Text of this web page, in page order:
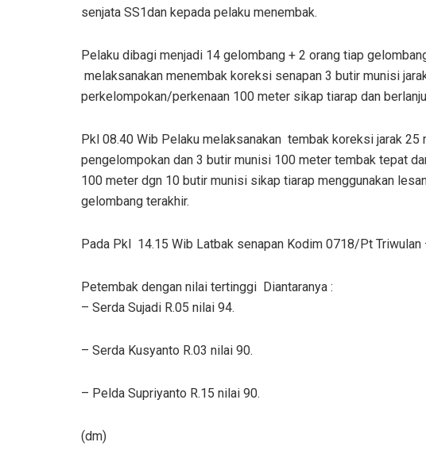
senjata SS1dan kepada pelaku menembak.
Pelaku dibagi menjadi 14 gelombang + 2 orang tiap
melaksanakan menembak koreksi senapan 3 butir munisi
perkelompokan/perkenaan 100 meter sikap tiarap dan
Pkl 08.40 Wib Pelaku melaksanakan tembak koreksi jarak
pengelompokan dan 3 butir munisi 100 meter tembak tepat
100 meter dgn 10 butir munisi sikap tiarap menggunakan
gelombang terakhir.
Pada Pkl 14.15 Wib Latbak senapan Kodim 0718/Pt Triwulan
Petembak dengan nilai tertinggi Diantaranya :
– Serda Sujadi R.05 nilai 94.
– Serda Kusyanto R.03 nilai 90.
– Pelda Supriyanto R.15 nilai 90.
(dm)